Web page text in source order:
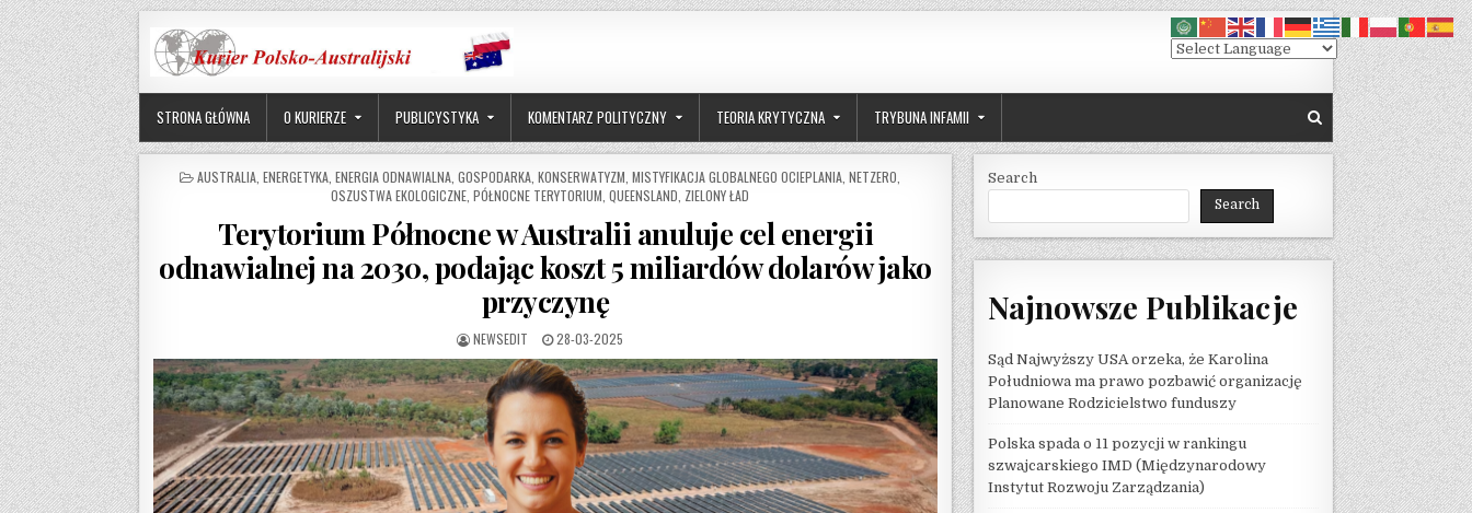
Skip to content
STRONA GŁÓWNA O KURIERZE PUBLICYSTYKA KOMENTARZ POLITYCZNY TEORIA KRYTYCZNA TRYBUNA INFAMII
POSTED IN
AUSTRALIA ,ENERGETYKA ,ENERGIA ODNAWIALNA ,GOSPODARKA ,KONSERWATYZM ,MISTYFIKACJA GLOBALNEGO OCIEPLANIA ,NETZERO
OSZUSTWA EKOLOGICZNE ,PÓŁNOCNE TERYTORIUM ,QUEENSLAND ZIELONY ŁAD
Terytorium Północne w Australii anuluje cel energii
odnawialnej na 2030, podając koszt 5 miliardów dolarów jako
przyczynę
AUTHOR:
NEWSEDIT PUBLISHED DATE:
28-03-2025
Search
Search
Najnowsze Publikacje
Sąd Najwyższy USA orzeka, że ​​Karolina
Południowa ma prawo pozbawić organizację
Planowane Rodzicielstwo funduszy
Polska spada o 11 pozycji w rankingu
szwajcarskiego IMD (Międzynarodowy
Instytut Rozwoju Zarządzania)